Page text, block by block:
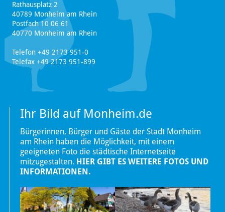
Rathausplatz 2
40789 Monheim am Rhein
Postfach 10 06 61
40770 Monheim am Rhein
Telefon +49 2173 951-0
Telefax +49 2173 951-899
Ihr Bild auf Monheim.de
Bürgerinnen, Bürger und Gäste der Stadt Monheim
am Rhein haben die Möglichkeit, mit einem
geeigneten Foto die städtische Internetseite
mitzugestalten. HIER GIBT ES WEITERE FOTOS UND
INFORMATIONEN.